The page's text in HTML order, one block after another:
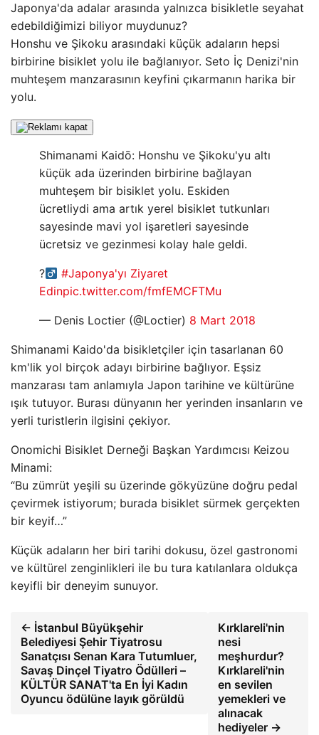
Japonya'da adalar arasında yalnızca bisikletle seyahat
edebildiğimizi biliyor muydunuz?
Honshu ve Şikoku arasındaki küçük adaların hepsi
birbirine bisiklet yolu ile bağlanıyor. Seto İç Denizi'nin
muhteşem manzarasının keyfini çıkarmanın harika bir
yolu.
Shimanami Kaidō: Honshu ve Şikoku'yu altı
küçük ada üzerinden birbirine bağlayan
muhteşem bir bisiklet yolu. Eskiden
ücretliydi ama artık yerel bisiklet tutkunları
sayesinde mavi yol işaretleri sayesinde
ücretsiz ve gezinmesi kolay hale geldi.
?‍
#Japonya'yı Ziyaret
Edinpic.twitter.com/fmfEMCFTMu
— Denis Loctier (@Loctier) 8 Mart 2018
Shimanami Kaido'da bisikletçiler için tasarlanan 60
km'lik yol birçok adayı birbirine bağlıyor. Eşsiz
manzarası tam anlamıyla Japon tarihine ve kültürüne
ışık tutuyor. Burası dünyanın her yerinden insanların ve
yerli turistlerin ilgisini çekiyor.
Onomichi Bisiklet Derneği Başkan Yardımcısı Keizou
Minami:
“Bu zümrüt yeşili su üzerinde gökyüzüne doğru pedal
çevirmek istiyorum; burada bisiklet sürmek gerçekten
bir keyif…”
Küçük adaların her biri tarihi dokusu, özel gastronomi
ve kültürel zenginlikleri ile bu tura katılanlara oldukça
keyifli bir deneyim sunuyor.
← İstanbul Büyükşehir
Belediyesi Şehir Tiyatrosu
Sanatçısı Senan Kara Tutumluer,
Savaş Dinçel Tiyatro Ödülleri –
KÜLTÜR SANAT'ta En İyi Kadın
Oyuncu ödülüne layık görüldü
Kırklareli'nin
nesi
meşhurdur?
Kırklareli'nin
en sevilen
yemekleri ve
alınacak
hediyeler →